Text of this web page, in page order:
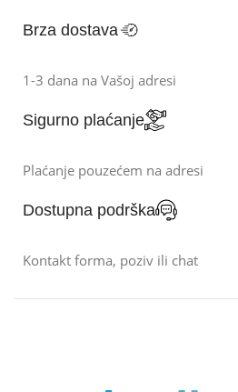
Brza dostava
1-3 dana na Vašoj adresi
Sigurno plaćanje
Plaćanje pouzećem na adresi
Dostupna podrška
Kontakt forma, poziv ili chat